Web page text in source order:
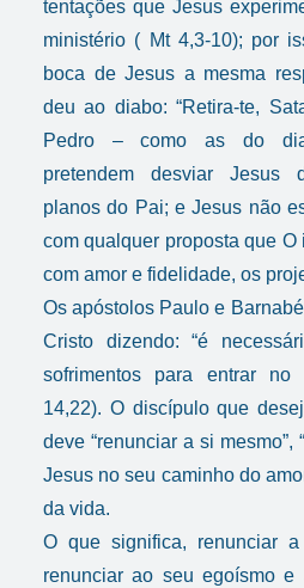
tentações que Jesus
ministério ( Mt 4,3-10); por
boca de Jesus a mesma
deu ao diabo: “Retira-te,
Pedro – como as do
pretendem desviar Jesus
planos do Pai; e Jesus não
com qualquer proposta que O
com amor e fidelidade, os
Os apóstolos Paulo e
Cristo dizendo: “é
sofrimentos para entrar
14,22). O discípulo que
deve “renunciar a si mesmo”,
Jesus no seu caminho do
da vida.
O que significa, renunciar
renunciar ao seu egoísmo e